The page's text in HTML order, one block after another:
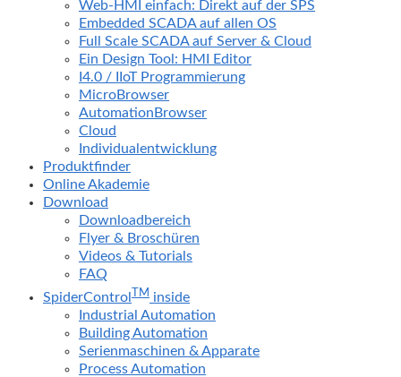
Web-HMI einfach: Direkt auf der SPS
Embedded SCADA auf allen OS
Full Scale SCADA auf Server & Cloud
Ein Design Tool: HMI Editor
I4.0 / IIoT Programmierung
MicroBrowser
AutomationBrowser
Cloud
Individualentwicklung
Produktfinder
Online Akademie
Download
Downloadbereich
Flyer & Broschüren
Videos & Tutorials
FAQ
SpiderControl TM inside
Industrial Automation
Building Automation
Serienmaschinen & Apparate
Process Automation